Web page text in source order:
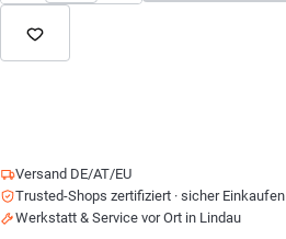
Versand DE/AT/EU
Trusted-Shops zertifiziert · sicher Einkaufen
Werkstatt & Service vor Ort in Lindau